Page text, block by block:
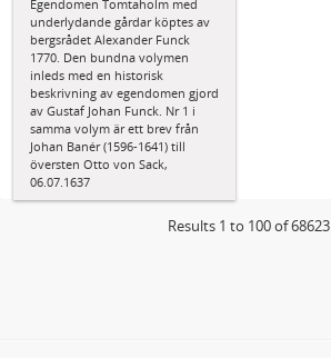
Egendomen Tomtaholm med
underlydande gårdar köptes av
bergsrådet Alexander Funck
1770. Den bundna volymen
inleds med en historisk
beskrivning av egendomen gjord
av Gustaf Johan Funck. Nr 1 i
samma volym är ett brev från
Johan Banér (1596-1641) till
översten Otto von Sack,
06.07.1637
Results 1 to 100 of 68623